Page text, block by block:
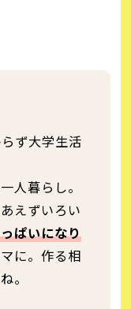
ず大学生活
人暮らし。
えずいろい
ぱいになり
に。作る相
。